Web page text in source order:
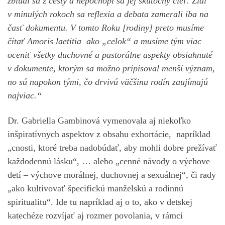
v minulých rokoch sa reflexia a debata zamerali iba na
časť dokumentu. V tomto Roku [rodiny] preto musíme
čítať Amoris laetitia ako „celok“ a musíme tým viac
oceniť všetky duchovné a pastorálne aspekty obsiahnuté
v dokumente, ktorým sa možno pripisoval menší význam,
no sú napokon tými, čo drvivú väčšinu rodín zaujímajú
najviac.“
Dr. Gabriella Gambinová vymenovala aj niekoľko
inšpiratívnych aspektov z obsahu exhortácie, napríklad
„cnosti, ktoré treba nadobúdať, aby mohli dobre prežívať
každodennú lásku“, … alebo „cenné návody o výchove
detí – výchove morálnej, duchovnej a sexuálnej“, či rady
„ako kultivovať špecifickú manželskú a rodinnú
spiritualitu“. Ide tu napríklad aj o to, ako v detskej
katechéze rozvíjať aj rozmer povolania, v rámci